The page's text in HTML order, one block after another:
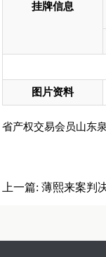
挂牌信息
图片资料
省产权交易会员山东
上一篇: 薄熙来案判